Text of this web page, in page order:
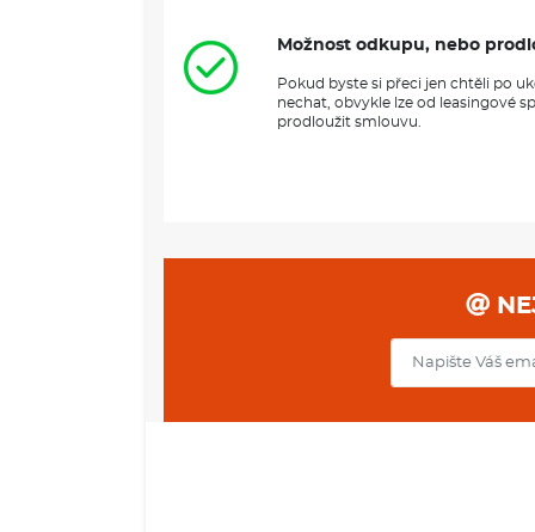
Možnost odkupu, nebo
Pokud byste si přeci jen chtěli po
nechat, obvykle lze od leasingové
prodloužit smlouvu.